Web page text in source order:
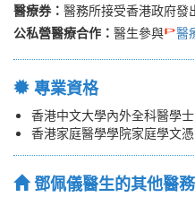
醫療券： 醫務所接受香港政府發
公私營醫療合作： 醫生參與 醫
專業資格
香港中文大學內外全科醫學
香港家庭醫學學院家庭學文
鄧佩儀醫生的其他醫